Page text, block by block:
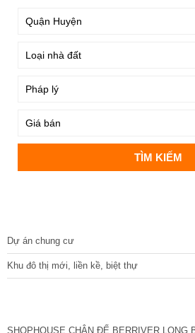
Dự án chung cư
Khu đô thị mới, liền kề, biệt thự
SHOPHOUSE CHÂN ĐẾ BERRIVER LONG